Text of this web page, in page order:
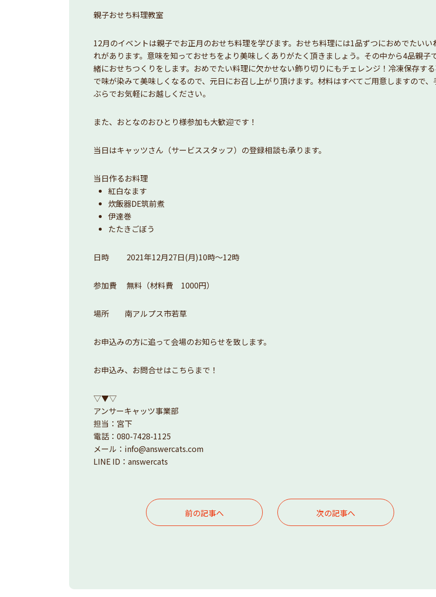
親子おせち料理教室
12月のイベントは親子でお正月のおせち料理を学びます。おせち料理には1品ずつにおめでたいい
れがあります。意味を知っておせちをより美味しくありがたく頂きましょう。その中から4品親子
緒におせちつくりをします。おめでたい料理に欠かせない飾り切りにもチェレンジ！冷凍保存す
で味が染みて美味しくなるので、元日にお召し上がり頂けます。材料はすべてご用意しますので、
ぶらでお気軽にお越しください。
また、おとなのおひとり様参加も大歓迎です！
当日はキャッツさん（サービススタッフ）の登録相談も承ります。
当日作るお料理
紅白なます
炊飯器DE筑前煮
伊達巻
たたきごぼう
日時 2021年12月27日(月)10時～12時
参加費 無料（材料費 1000円）
場所 南アルプス市若草
お申込みの方に追って会場のお知らせを致します。
お申込み、お問合せはこちらまで！
▽▼▽
アンサーキャッツ事業部
担当：宮下
電話：080-7428-1125
メール：info@answercats.com
LINE ID：answercats
前の記事へ 次の記事へ